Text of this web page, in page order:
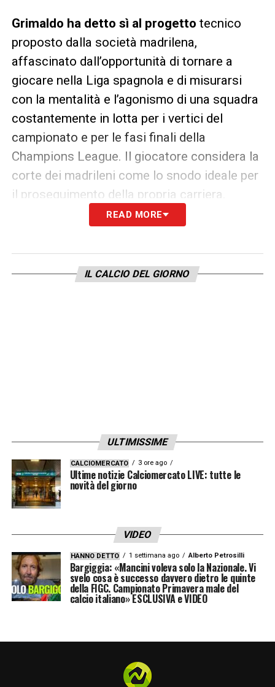
Grimaldo ha detto sì al progetto tecnico
proposto dalla società madrilena,
affascinato dall’opportunità di tornare a
giocare nella Liga spagnola e di misurarsi
con la mentalità e l’agonismo di una squadra
costantemente in lotta per i vertici del
campionato e per le fasi finali della
Champions League. Il giocatore considera la
corte dei madrileni come lo snodo ideale per
il proseguimento della propria carriera.
Trattativa con il Bayer Leverkusen:
Con il totale benestare del terzino spagnolo
base di unacifra superiore ai 10 milioni di
euro. I colloqui procedono spediti e in un
clima di totale ottimismo, con la sensazione
diffusa che gli ultimi dettagli legati ai bonus
Un innesto di spessore per lo
scacchiere tattico di Madrid
L’innesto del calciatorerappresenterebbe
formazione di Madrid. Reduce da stagioni
straordinarie vissute in Bundesliga, l’esterno
abbina una straordinaria qualità tecnica in
READ MORE
IL CALCIO DEL GIORNO
ULTIMISSIME
CALCIOMERCATO 3 ore ago
Ultime notizie Calciomercato LIVE: tutte le
novità del giorno
VIDEO
HANNO DETTO 1 settimana ago Alberto Petrosilli
Bargiggia: «Mancini voleva solo la Nazionale. Vi
svelo cosa è successo davvero dietro le quinte
della FIGC. Campionato Primavera male del
calcio italiano» ESCLUSIVA e VIDEO